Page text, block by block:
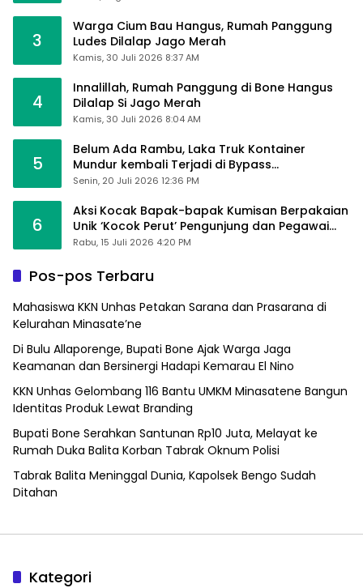
3
Warga Cium Bau Hangus, Rumah Panggung
Ludes Dilalap Jago Merah
Kamis, 30 Juli 2026 8:37 AM
4
Innalillah, Rumah Panggung di Bone Hangus
Dilalap Si Jago Merah
Kamis, 30 Juli 2026 8:04 AM
5
Belum Ada Rambu, Laka Truk Kontainer
Mundur kembali Terjadi di Bypass
Sumpallabbu
Senin, 20 Juli 2026 12:36 PM
6
Aksi Kocak Bapak-bapak Kumisan Berpakaian
Unik ‘Kocok Perut’ Pengunjung dan Pegawai
Alfamart, Ngaku Aktifkan Layar Sentuh Atm
Rabu, 15 Juli 2026 4:20 PM
Pos-pos Terbaru
Mahasiswa KKN Unhas Petakan Sarana dan Prasarana di
Kelurahan Minasate’ne
Di Bulu Allaporenge, Bupati Bone Ajak Warga Jaga
Keamanan dan Bersinergi Hadapi Kemarau El Nino
KKN Unhas Gelombang 116 Bantu UMKM Minasatene Bangun
Identitas Produk Lewat Branding
Bupati Bone Serahkan Santunan Rp10 Juta, Melayat ke
Rumah Duka Balita Korban Tabrak Oknum Polisi
Tabrak Balita Meninggal Dunia, Kapolsek Bengo Sudah
Ditahan
Kategori